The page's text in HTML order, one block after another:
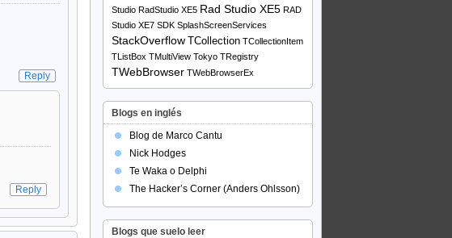
Reply
Reply
Studio RadStudio XE5 Rad Studio XE5 RAD
Studio XE7 SDK SplashScreenServices
StackOverflow TCollection TCollectionItem
TListBox TMultiView Tokyo TRegistry
TWebBrowser TWebBrowserEx
Blogs en inglés
Blog de Marco Cantu
Nick Hodges
Te Waka o Delphi
The Hacker’s Corner (Anders Ohlsson)
Blogs que suelo leer